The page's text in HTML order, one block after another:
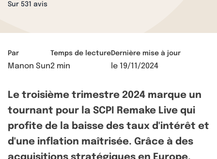
Sur 531 avis
Par
Manon Sun
Temps de lecture
2 min
Dernière mise à jour
le 19/11/2024
Le troisième trimestre 2024 marque un
tournant pour la SCPI Remake Live qui
profite de la baisse des taux d'intérêt et
d'une inflation maîtrisée. Grâce à des